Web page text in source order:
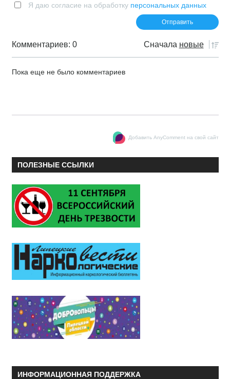
Я даю согласие на обработку персональных данных
Комментариев: 0 Сначала новые
Пока еще не было комментариев
Добавить AnyComment на свой сайт
ПОЛЕЗНЫЕ ССЫЛКИ
ИНФОРМАЦИОННАЯ ПОДДЕРЖКА